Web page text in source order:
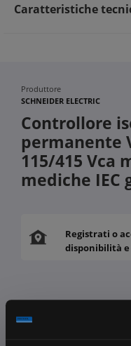
Caratteristiche
Produttore
SCHNEIDER ELECTRIC
Controllore
permanente
115/415 Vca
mediche IEC
Registrati o
disponibilità e